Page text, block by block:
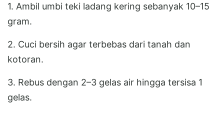
1. Ambil umbi teki ladang kering sebanyak 10–15
gram.
2. Cuci bersih agar terbebas dari tanah dan
kotoran.
3. Rebus dengan 2–3 gelas air hingga tersisa 1
gelas.